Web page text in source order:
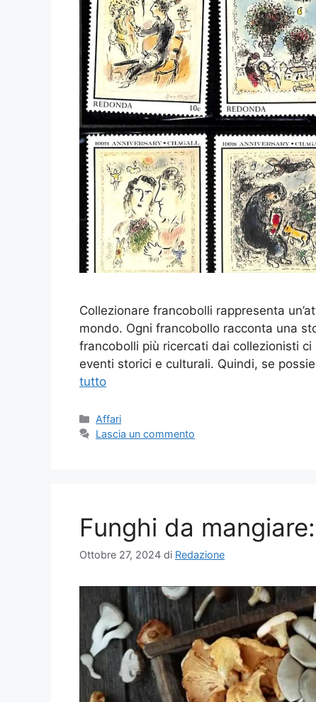
Collezionare francobolli rappresenta
mondo. Ogni francobollo racconta una
francobolli più ricercati dai collezionisti
eventi storici e culturali. Quindi, se
tutto
Categorie
Affari
Lascia un commento
Funghi da
Ottobre 27, 2024 di Redazione